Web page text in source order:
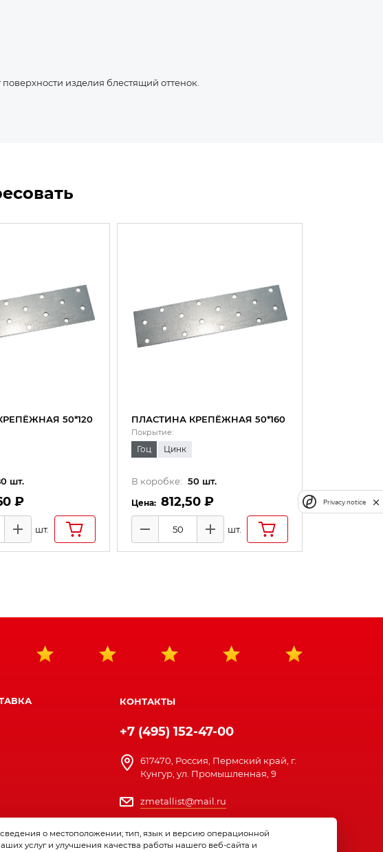
изделия блестящий оттенок.
50*120
шт.
₽
Плюсшт.
ПЛАСТИНА КРЕПЁЖНАЯ 50*160
Покрытие:
Гоц Цинк
В коробке: 50 шт.
812,50 ₽
Количество товаров
Минус Плюсшт.
КОНТАКТЫ
+7 (495) 152-47-00
617470, Россия, Пермский край, г.
Кунгур, ул. Промышленная, 9
zmetallist@mail.ru
ПН. — ПТ. с 8:00 до 17:00
о местоположении; тип, язык и версию операционной
услуг и улучшения качества работы нашего веб-сайта и
Privacy notice